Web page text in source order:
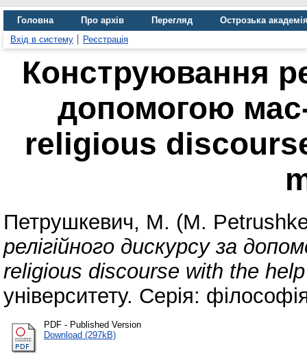
Головна Про архів Перегляд
Острозька
Вхід в систему
Реєстрація
Конструювання
допомогою
religious
Петрушкевич, М. (M.
релігійного дискурсу за
religious discourse with the
університету. Серія:
PDF - Published Version
Download (297kB)